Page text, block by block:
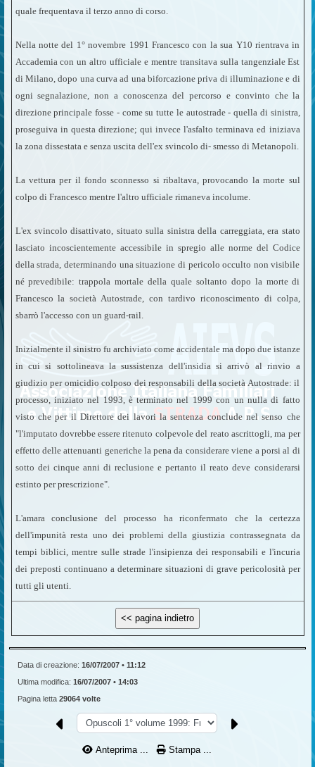
quale frequentava il terzo anno di corso.
Nella notte del 1° novembre 1991 Francesco con la sua Y10 rientrava in
Accademia con un altro ufficiale e mentre transitava sulla tangenziale Est
di Milano, dopo una curva ad una biforcazione priva di illuminazione e di
ogni segnalazione, non a conoscenza del percorso e convinto che la
direzione principale fosse - come su tutte le autostrade - quella di sinistra,
proseguiva in questa direzione; qui invece l'asfalto terminava ed iniziava
la zona dissestata e senza uscita dell'ex svincolo di- smesso di Metanopoli.
La vettura per il fondo sconnesso si ribaltava, provocando la morte sul
colpo di Francesco mentre l'altro ufficiale rimaneva incolume.
L'ex svincolo disattivato, situato sulla sinistra della carreggiata, era stato
lasciato incoscientemente accessibile in spregio alle norme del Codice
della strada, determinando una situazione di pericolo occulto non visibile
né prevedibile: trappola mortale della quale soltanto dopo la morte di
Francesco la società Autostrade, con tardivo riconoscimento di colpa,
sbarrò l'accesso con un guard-rail.
Inizialmente il sinistro fu archiviato come accidentale ma dopo due istanze
in cui si sottolineava la sussistenza dell'insidia si arrivò al rinvio a
giudizio per omicidio colposo dei responsabili della società Autostrade: il
processo, iniziato nel 1993, è terminato nel 1999 con un nulla di fatto
visto che per il Direttore dei lavori la sentenza conclude nel senso che
"l'imputato dovrebbe essere ritenuto colpevole del reato ascrittogli, ma per
effetto delle attenuanti generiche la pena da considerare viene a porsi al di
sotto dei cinque anni di reclusione e pertanto il reato deve considerarsi
estinto per prescrizione".
L'amara conclusione del processo ha riconfermato che la certezza
dell'impunità resta uno dei problemi della giustizia contrassegnata da
tempi biblici, mentre sulle strade l'insipienza dei responsabili e l'incuria
dei preposti continuano a determinare situazioni di grave pericolosità per
tutti gli utenti.
Data di creazione: 16/07/2007 • 11:12
Ultima modifica: 16/07/2007 • 14:03
Pagina letta 29064 volte
Anteprima ... Stampa ...